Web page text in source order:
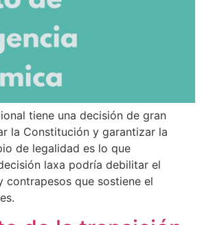
tiene una decisión de gran
la Constitución y garantizar la
de legalidad es lo que
laxa podría debilitar el
contrapesos que sostiene el